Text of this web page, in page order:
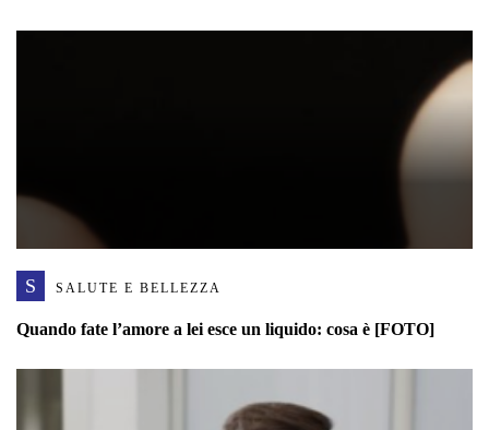
S SALUTE E BELLEZZA
Quando fate l’amore a lei esce un liquido: cosa è [FOTO]